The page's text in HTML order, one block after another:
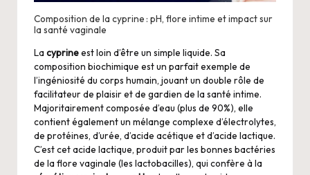
Composition de la cyprine : pH, flore intime et impact sur
la santé vaginale
La cyprineest loin d’être un simple liquide. Sa
composition biochimique est un parfait exemple de
l’ingéniosité du corps humain, jouant un double rôle de
facilitateur de plaisir et de gardien de la santé intime.
Majoritairement composée d’eau (plus de 90%), elle
contient également un mélange complexe d’électrolytes,
de protéines, d’urée, d’acide acétique et d’acide lactique.
C’est cet acide lactique, produit par les bonnes bactéries
de la flore vaginale (les lactobacilles), qui confère à la